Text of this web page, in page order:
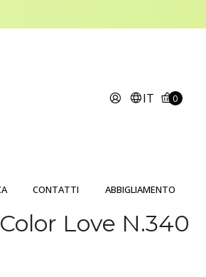
IT 0
CONTATTI ABBIGLIAMENTO
Love N.340